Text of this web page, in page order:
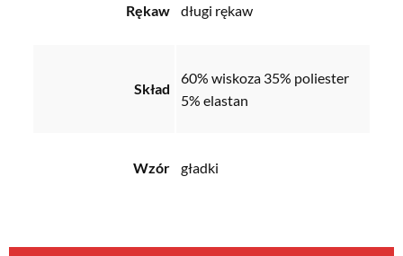
Rękaw długi rękaw
Skład
60% wiskoza 35% poliester
5% elastan
Wzór gładki